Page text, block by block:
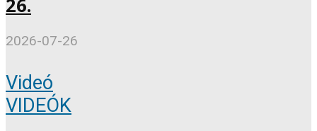
26.
2026-07-26
Videó
VIDEÓK